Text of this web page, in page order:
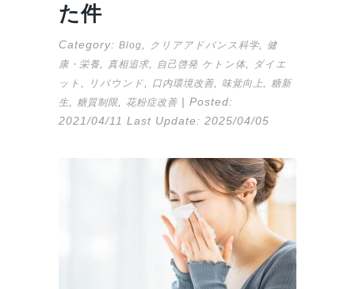
た件
Category: Blog クリアアドバンス科学
健
康・栄養
真相追求, 自己啓発 ケトン体
ダイエ
ット
リバウンド 口内環境改善 味覚向上
糖新
生
糖質制限 花粉症改善 | Posted:
2021/04/11 Last Update: 2025/04/05